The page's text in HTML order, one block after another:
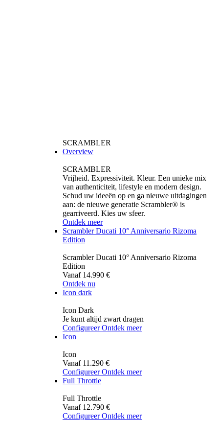
SCRAMBLER
Overview
SCRAMBLER
Vrijheid. Expressiviteit. Kleur. Een unieke mix
van authenticiteit, lifestyle en modern design.
Schud uw ideeën op en ga nieuwe uitdagingen
aan: de nieuwe generatie Scrambler® is
gearriveerd. Kies uw sfeer.
Ontdek meer
Scrambler Ducati 10° Anniversario Rizoma
Edition
Scrambler Ducati 10° Anniversario Rizoma
Edition
Vanaf 14.990 €
Ontdek nu
Icon dark
Icon Dark
Je kunt altijd zwart dragen
Configureer Ontdek meer
Icon
Icon
Vanaf 11.290 €
Configureer Ontdek meer
Full Throttle
Full Throttle
Vanaf 12.790 €
Configureer Ontdek meer